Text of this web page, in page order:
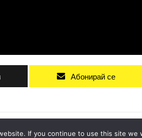
Абонирай се
If you continue to use this site we